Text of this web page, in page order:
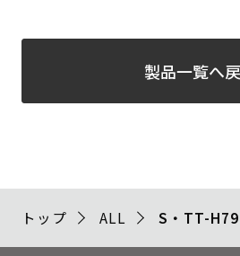
製品一覧へ
トップ ALL S・TT-